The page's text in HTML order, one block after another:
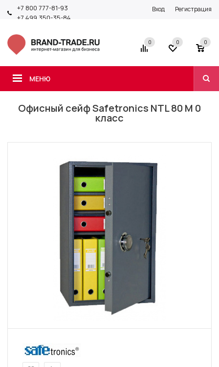
+7 800 777-81-93
+7 499 350-35-84
Вход Регистрация
МЕНЮ
0 0 0
Офисный сейф Safetronics NTL 80 M 0
класс